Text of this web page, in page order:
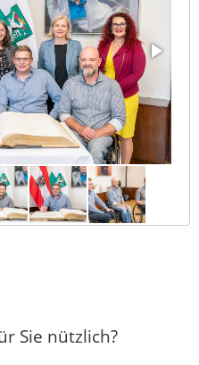
Sie nützlich?